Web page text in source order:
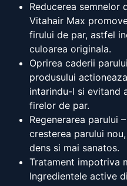
Reducerea semnelor
Vitahair Max
firului de par, astfel
culoarea originala.
Oprirea caderii
produsului
intarindu-l si evitand
firelor de par.
Regenerarea parului
cresterea parului
dens si mai sanatos.
Tratament impotriva
Ingredientele active